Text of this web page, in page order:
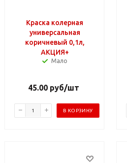
Краска колерная
универсальная
коричневый 0,1л,
АКЦИЯ+
Мало
45.00 руб/шт
В КОРЗИНУ